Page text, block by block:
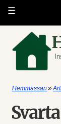
☰
Hemmässan »